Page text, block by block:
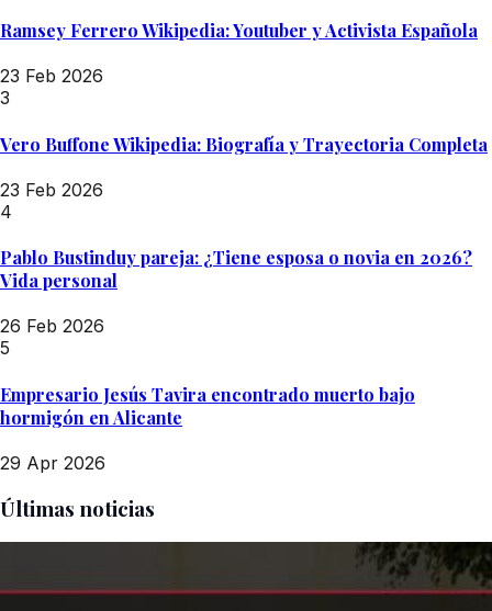
Ramsey Ferrero Wikipedia: Youtuber y Activista Española
23 Feb 2026
3
Vero Buffone Wikipedia: Biografía y Trayectoria Completa
23 Feb 2026
4
Pablo Bustinduy pareja: ¿Tiene esposa o novia en 2026?
Vida personal
26 Feb 2026
5
Empresario Jesús Tavira encontrado muerto bajo
hormigón en Alicante
29 Apr 2026
Últimas noticias